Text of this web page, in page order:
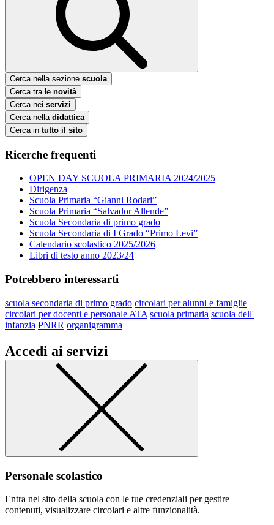
Cerca nella sezione scuola
Cerca tra le novità
Cerca nei servizi
Cerca nella didattica
Cerca in tutto il sito
Ricerche frequenti
OPEN DAY SCUOLA PRIMARIA 2024/2025
Dirigenza
Scuola Primaria “Gianni Rodari”
Scuola Primaria “Salvador Allende”
Scuola Secondaria di primo grado
Scuola Secondaria di I Grado “Primo Levi”
Calendario scolastico 2025/2026
Libri di testo anno 2023/24
Potrebbero interessarti
scuola secondaria di primo grado circolari per alunni e famiglie
circolari per docenti e personale ATA scuola primaria scuola dell'
infanzia PNRR organigramma
Accedi ai servizi
Personale scolastico
Entra nel sito della scuola con le tue credenziali per gestire
contenuti, visualizzare circolari e altre funzionalità.